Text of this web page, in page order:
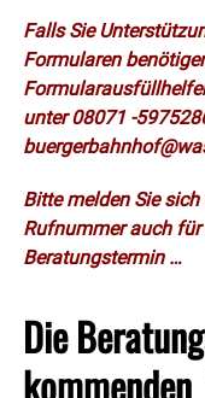
Falls Sie
Formularen
unter 08071 -
Bitte melden Sie
Rufnummer auch
Beratungstermin …
Die